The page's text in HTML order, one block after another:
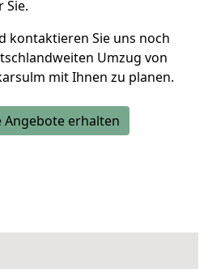
Sie.
kontaktieren Sie uns noch
Umzug von
mit Ihnen zu planen.
Angebote erhalten